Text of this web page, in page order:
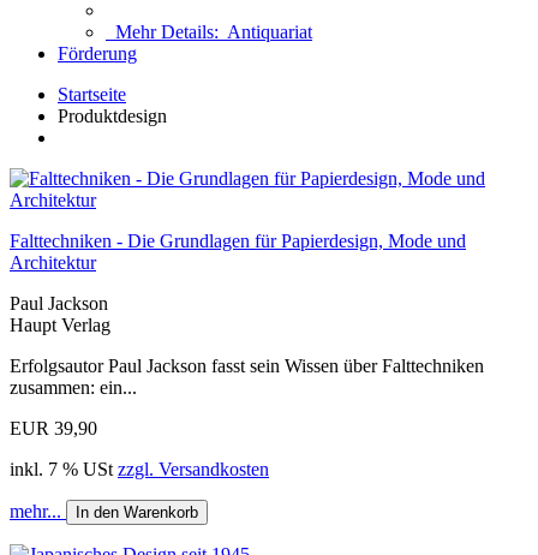
Mehr Details: Antiquariat
Förderung
Startseite
Produktdesign
Falttechniken - Die Grundlagen für Papierdesign, Mode und
Architektur
Paul Jackson
Haupt Verlag
Erfolgsautor Paul Jackson fasst sein Wissen über Falttechniken
zusammen: ein...
EUR 39,90
inkl. 7 % USt zzgl. Versandkosten
mehr... In den Warenkorb